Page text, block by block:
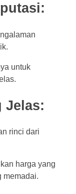
untuk
Jelas:
rinci dari
harga yang
memadai.